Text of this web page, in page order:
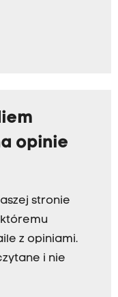
opinie
stronie
z opiniami.
i nie